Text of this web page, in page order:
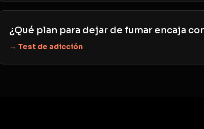
¿Qué plan para dejar de fumar encaja
→ Test de adicción